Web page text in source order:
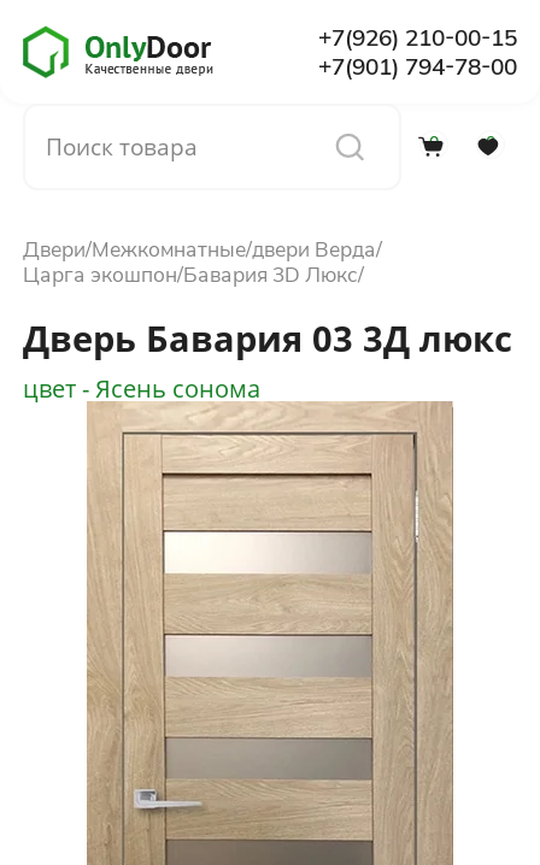
+7(926) 210-00-15
+7(901) 794-78-00
0 0
О компании
Установка
Доставка и оплата
Акции
Контакты
Фото работ
Двери Межкомнатные двери Верда
Царга экошпон Бавария 3D Люкс
Дверь Бавария 03 3Д люкс
цвет - Ясень сонома